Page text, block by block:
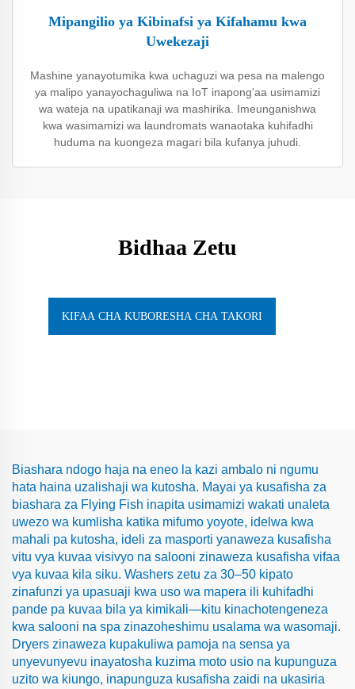
Mipangilio ya Kibinafsi ya Kifahamu kwa
Uwekezaji
Mashine yanayotumika kwa uchaguzi wa pesa na malengo
ya malipo yanayochaguliwa na IoT inapong'aa usimamizi
wa wateja na upatikanaji wa mashirika. Imeunganishwa
kwa wasimamizi wa laundromats wanaotaka kuhifadhi
huduma na kuongeza magari bila kufanya juhudi.
Bidhaa Zetu
KIFAA CHA KUBORESHA CHA TAKORI
Biashara ndogo haja na eneo la kazi ambalo ni ngumu
hata haina uzalishaji wa kutosha. Mayai ya kusafisha za
biashara za Flying Fish inapita usimamizi wakati unaleta
uwezo wa kumlisha katika mifumo yoyote, idelwa kwa
mahali pa kutosha, ideli za masporti yanaweza kusafisha
vitu vya kuvaa visivyo na salooni zinaweza kusafisha vifaa
vya kuvaa kila siku. Washers zetu za 30–50 kipato
zinafunzi ya upasuaji kwa uso wa mapera ili kuhifadhi
pande pa kuvaa bila ya kimikali—kitu kinachotengeneza
kwa salooni na spa zinazoheshimu usalama wa wasomaji.
Dryers zinaweza kupakuliwa pamoja na sensa ya
unyevunyevu inayatosha kuzima moto usio na kupunguza
uzito wa kiungo, inapunguza kusafisha zaidi na ukasiria